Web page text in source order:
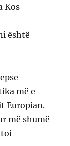
Kos
është
më e
Europian.
më shumë